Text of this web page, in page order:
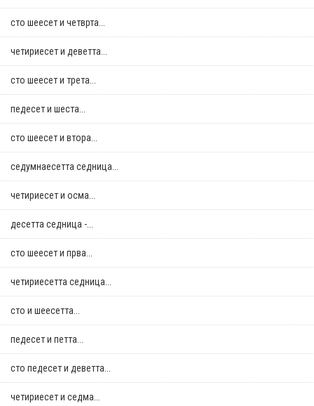
сто шеесет и четврта...
четириесет и деветта...
сто шеесет и трета...
педесет и шеста...
сто шеесет и втора...
седумнаесетта седница...
четириесет и осма...
десетта седница -...
сто шеесет и прва...
четириесетта седница...
сто и шеесетта...
педесет и петта...
сто педесет и деветта...
четириесет и седма...